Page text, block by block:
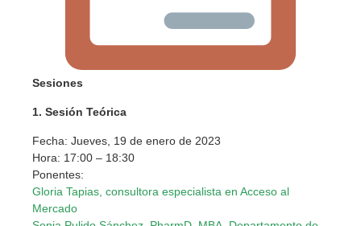
Sesiones
1. Sesión Teórica
Fecha: Jueves, 19 de enero de 2023
Hora: 17:00 – 18:30
Ponentes:
Gloria Tapias, consultora especialista en Acceso al
Mercado